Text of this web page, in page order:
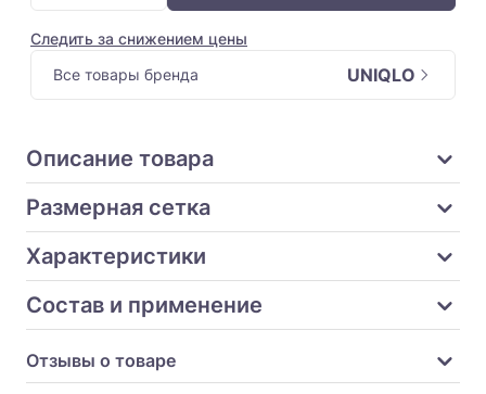
Следить за снижением цены
Все товары бренда
UNIQLO
Описание товара
Размерная сетка
Характеристики
Состав и применение
Отзывы о товаре